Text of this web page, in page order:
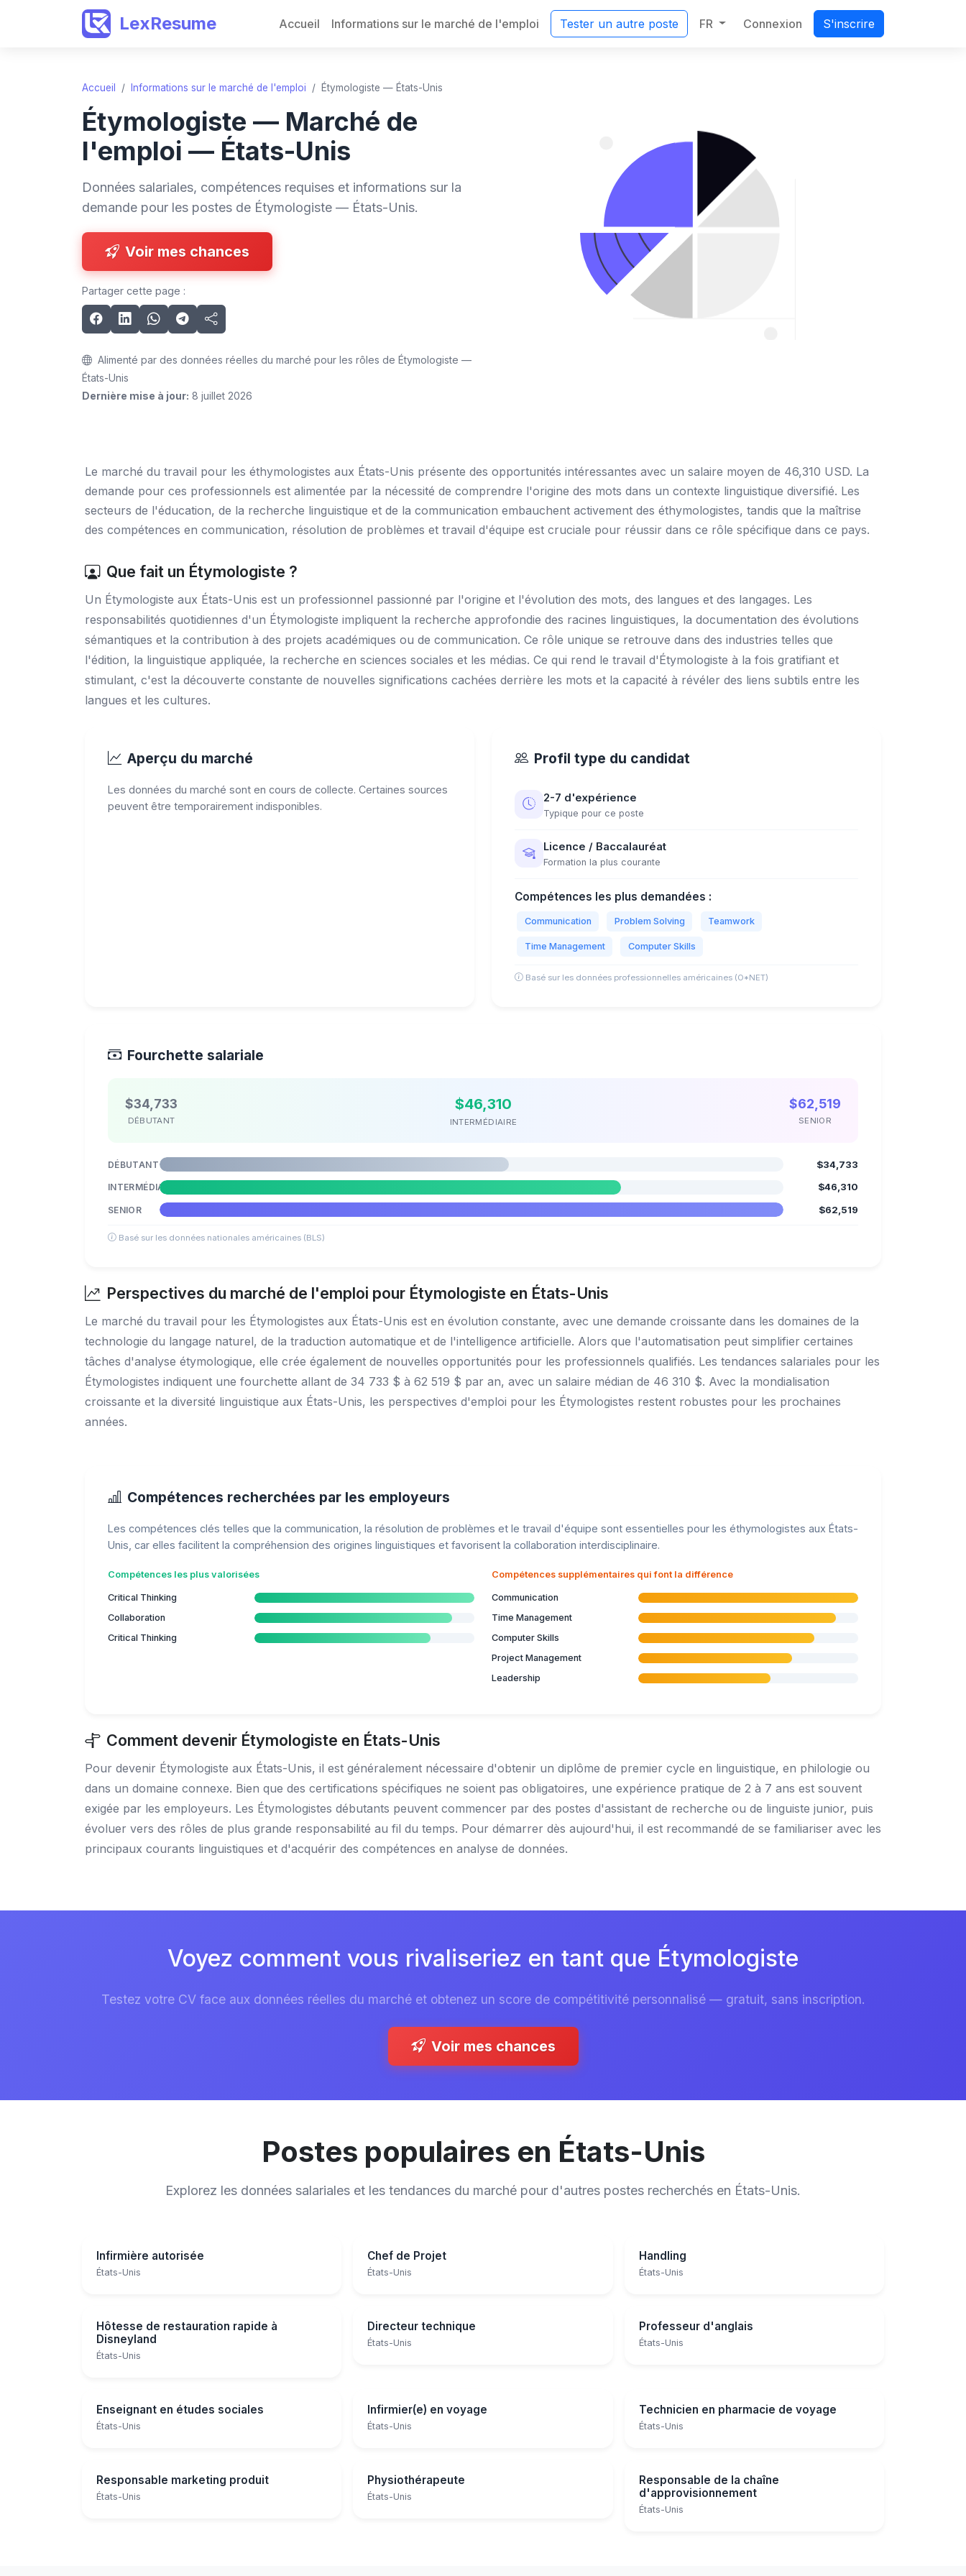
LexResume Accueil Informations sur le marché de l'emploi Tester un autre poste FR Connexion S'inscrire
Accueil / Informations sur le marché de l'emploi / Étymologiste — États-Unis
Étymologiste — Marché de
l'emploi — États-Unis
Données salariales, compétences requises et informations sur la
demande pour les postes de Étymologiste — États-Unis.
Voir mes chances
Partager cette page :
Alimenté par des données réelles du marché pour les rôles de Étymologiste —
États-Unis
Dernière mise à jour: 8 juillet 2026
Le marché du travail pour les éthymologistes aux États-Unis présente des opportunités intéressantes avec un salaire moyen de 46,310 USD. La
demande pour ces professionnels est alimentée par la nécessité de comprendre l'origine des mots dans un contexte linguistique diversifié. Les
secteurs de l'éducation, de la recherche linguistique et de la communication embauchent activement des éthymologistes, tandis que la maîtrise
des compétences en communication, résolution de problèmes et travail d'équipe est cruciale pour réussir dans ce rôle spécifique dans ce pays.
Que fait un Étymologiste ?
Un Étymologiste aux États-Unis est un professionnel passionné par l'origine et l'évolution des mots, des langues et des langages. Les
responsabilités quotidiennes d'un Étymologiste impliquent la recherche approfondie des racines linguistiques, la documentation des évolutions
sémantiques et la contribution à des projets académiques ou de communication. Ce rôle unique se retrouve dans des industries telles que
l'édition, la linguistique appliquée, la recherche en sciences sociales et les médias. Ce qui rend le travail d'Étymologiste à la fois gratifiant et
stimulant, c'est la découverte constante de nouvelles significations cachées derrière les mots et la capacité à révéler des liens subtils entre les
langues et les cultures.
Aperçu du marché
Les données du marché sont en cours de collecte. Certaines sources
peuvent être temporairement indisponibles.
Profil type du candidat
2-7 d'expérience
Typique pour ce poste
Licence / Baccalauréat
Formation la plus courante
Compétences les plus demandées :
Communication Problem Solving Teamwork
Time Management Computer Skills
Basé sur les données professionnelles américaines (O*NET)
Fourchette salariale
$34,733
DÉBUTANT
$46,310
INTERMÉDIAIRE
$62,519
SENIOR
DÉBUTANT $34,733
INTERMÉDIAIRE $46,310
SENIOR $62,519
Basé sur les données nationales américaines (BLS)
Perspectives du marché de l'emploi pour Étymologiste en États-Unis
Le marché du travail pour les Étymologistes aux États-Unis est en évolution constante, avec une demande croissante dans les domaines de la
technologie du langage naturel, de la traduction automatique et de l'intelligence artificielle. Alors que l'automatisation peut simplifier certaines
tâches d'analyse étymologique, elle crée également de nouvelles opportunités pour les professionnels qualifiés. Les tendances salariales pour les
Étymologistes indiquent une fourchette allant de 34 733 $ à 62 519 $ par an, avec un salaire médian de 46 310 $. Avec la mondialisation
croissante et la diversité linguistique aux États-Unis, les perspectives d'emploi pour les Étymologistes restent robustes pour les prochaines
années.
Compétences recherchées par les employeurs
Les compétences clés telles que la communication, la résolution de problèmes et le travail d'équipe sont essentielles pour les éthymologistes aux États-
Unis, car elles facilitent la compréhension des origines linguistiques et favorisent la collaboration interdisciplinaire.
Compétences les plus valorisées
Critical Thinking
Collaboration
Critical Thinking
Compétences supplémentaires qui font la différence
Communication
Time Management
Computer Skills
Project Management
Leadership
Comment devenir Étymologiste en États-Unis
Pour devenir Étymologiste aux États-Unis, il est généralement nécessaire d'obtenir un diplôme de premier cycle en linguistique, en philologie ou
dans un domaine connexe. Bien que des certifications spécifiques ne soient pas obligatoires, une expérience pratique de 2 à 7 ans est souvent
exigée par les employeurs. Les Étymologistes débutants peuvent commencer par des postes d'assistant de recherche ou de linguiste junior, puis
évoluer vers des rôles de plus grande responsabilité au fil du temps. Pour démarrer dès aujourd'hui, il est recommandé de se familiariser avec les
principaux courants linguistiques et d'acquérir des compétences en analyse de données.
Voyez comment vous rivaliseriez en tant que Étymologiste
Testez votre CV face aux données réelles du marché et obtenez un score de compétitivité personnalisé — gratuit, sans inscription.
Voir mes chances
Postes populaires en États-Unis
Explorez les données salariales et les tendances du marché pour d'autres postes recherchés en États-Unis.
Infirmière autorisée
États-Unis
Chef de Projet
États-Unis
Handling
États-Unis
Hôtesse de restauration rapide à
Disneyland
États-Unis
Directeur technique
États-Unis
Professeur d'anglais
États-Unis
Enseignant en études sociales
États-Unis
Infirmier(e) en voyage
États-Unis
Technicien en pharmacie de voyage
États-Unis
Responsable marketing produit
États-Unis
Physiothérapeute
États-Unis
Responsable de la chaîne
d'approvisionnement
États-Unis